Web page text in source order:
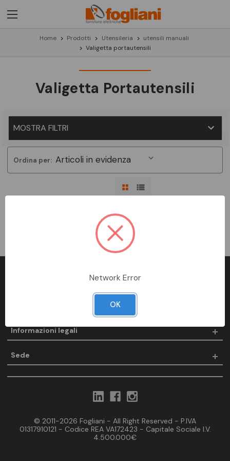
Home Prodotti Utensileria
utensili manuali
Valigetta portautensili
Valigetta Portautensili
MOSTRA FILTRI
Ordina per:
Non ci sono prodotti in questa categoria.
Informazioni legali
Sede
© 2011-2026 Fogliani - All Right Reserved - P.IVA
01317910121 - Codice REA VA172423 - Capitale Sociale I.V.
4.500.000€
Network Error
OK